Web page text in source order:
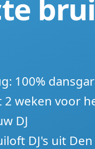
100%
weken voor
DJ
DJ's uit Den